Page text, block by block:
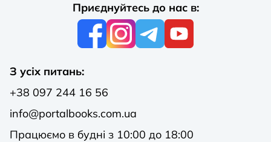
Приєднуйтесь до нас в:
З усіх питань:
+38 097 244 16 56
info@portalbooks.com.ua
Працюємо в будні з 10:00 до 18:00